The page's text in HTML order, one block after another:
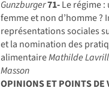
Gunzburger71-Le régime
femme et non d’homme ?
représentations sociales
et la nomination des
alimentaireMathilde
Masson
OPINIONS ET POINTS DE